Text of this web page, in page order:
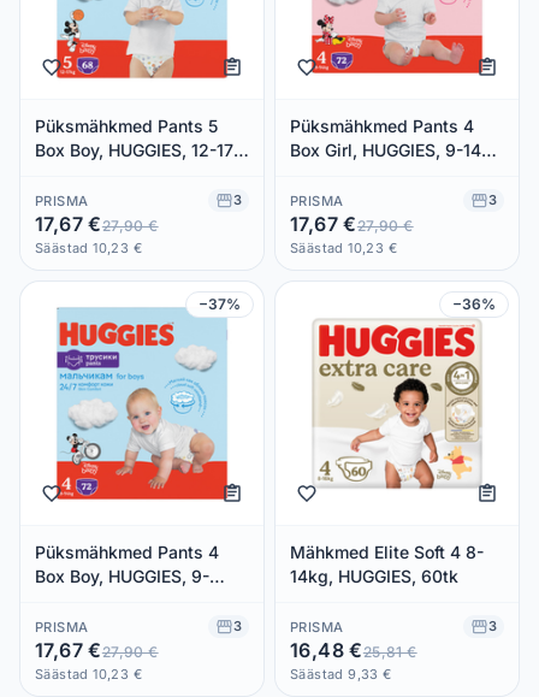
Püksmähkmed Pants 5
Box Boy, HUGGIES, 12-17
PRISMA 3
17,67 €27,90 €
Säästad 10,23 €
Püksmähkmed Pants 4
Box Girl, HUGGIES, 9-14
PRISMA 3
17,67 €27,90 €
Säästad 10,23 €
−37%
Püksmähkmed Pants 4
Box Boy, HUGGIES, 9-
PRISMA 3
17,67 €27,90 €
Säästad 10,23 €
−36%
Mähkmed Elite Soft 4 8-
14kg, HUGGIES, 60tk
PRISMA 3
16,48 €25,81 €
Säästad 9,33 €